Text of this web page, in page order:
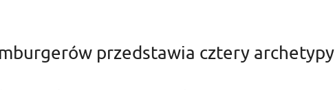
przedstawia cztery archetypy